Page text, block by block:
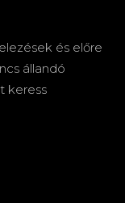
és előre
állandó
keress